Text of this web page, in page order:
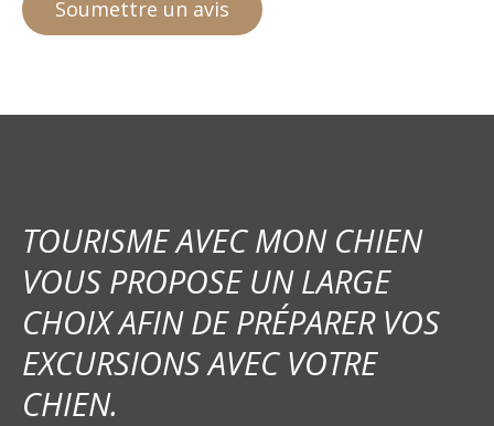
TOURISME AVEC MON CHIEN
VOUS PROPOSE UN LARGE
CHOIX AFIN DE PRÉPARER VOS
EXCURSIONS AVEC VOTRE
CHIEN.